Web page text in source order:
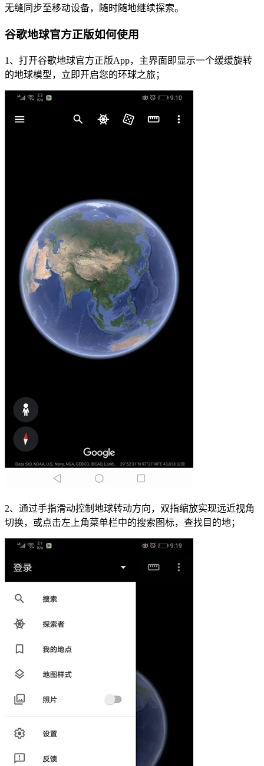
无缝同步至移动设备，随时随地继续探索。
谷歌地球官方正版如何使用
1、打开谷歌地球官方正版App，主界面即显示一个缓缓旋转
的地球模型，立即开启您的环球之旅；
2、通过手指滑动控制地球转动方向，双指缩放实现远近视角
切换，或点击左上角菜单栏中的搜索图标，查找目的地；